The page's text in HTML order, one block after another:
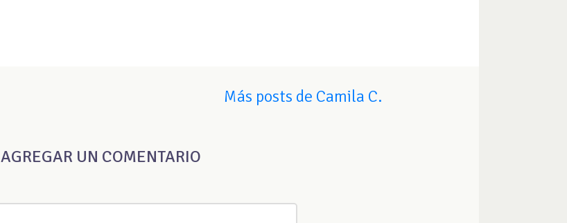
Más posts de Camila C.
AGREGAR UN COMENTARIO